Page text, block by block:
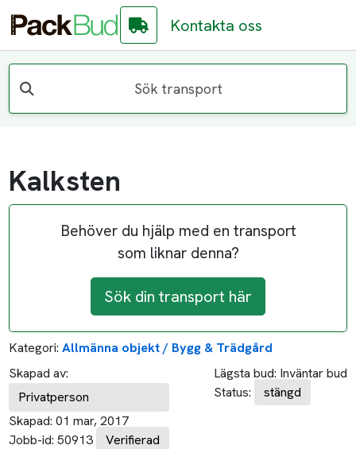
Kontakta oss
Sök transport
Kalksten
Behöver du hjälp med en transport
som liknar denna?
Sök din transport här
Kategori: Allmänna objekt / Bygg & Trädgård
Skapad av:
Privatperson
Skapad: 01 mar, 2017
Jobb-id: 50913 Verifierad
Lägsta bud: Inväntar bud
Status:
stängd